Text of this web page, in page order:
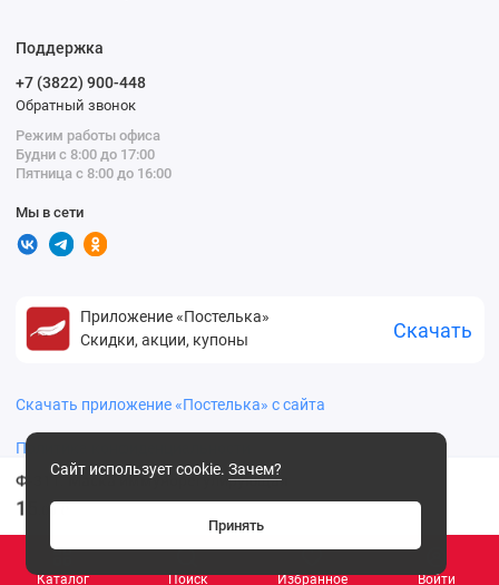
Каталог Поиск Избранное Войти
Ф-311. Маска иммунорегулирующая
15 .00 ₽
Сайт использует cookie. Зачем?
Принять
Поддержка
+7 (3822) 900-448
Обратный звонок
Режим работы офиса
Будни с 8:00 до 17:00
Пятница с 8:00 до 16:00
Мы в сети
Приложение «Постелька»
Скидки, акции, купоны
Скачать
Скачать приложение «Постелька» с сайта
Политика конфиденциальности